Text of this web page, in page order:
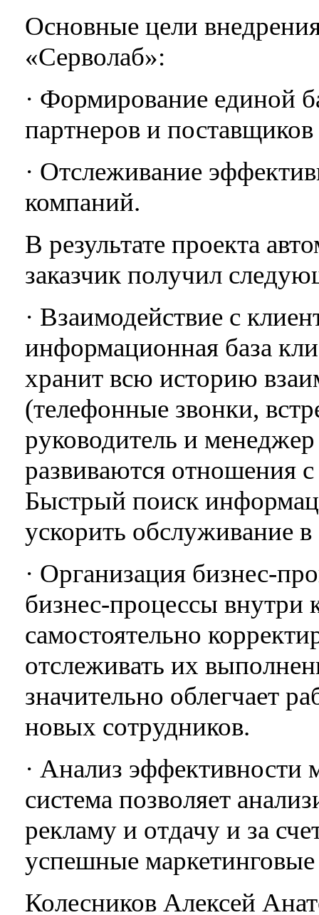
Основные цели
«Серволаб»:
· Формирование единой
партнеров и
· Отслеживание
компаний.
В результате проекта
заказчик получил
· Взаимодействие с
информационная база
хранит всю историю
(телефонные звонки,
руководитель и
развиваются отношения
Быстрый поиск
ускорить обслуживание в
· Организация бизнес-
бизнес-процессы внутри
самостоятельно
отслеживать их
значительно облегчает
новых сотрудников.
· Анализ эффективности
система позволяет
рекламу и отдачу и за
успешные
Колесников Алексей